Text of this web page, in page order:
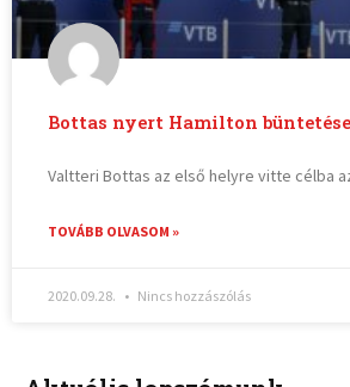
Bottas nyert Hamilton
Valtteri Bottas az első helyre vitte célba
TOVÁBB OLVASOM »
2020.09.28. Nincs hozzászólás